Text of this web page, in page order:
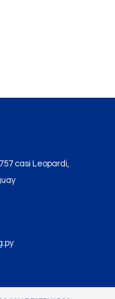
casi Leopardi,